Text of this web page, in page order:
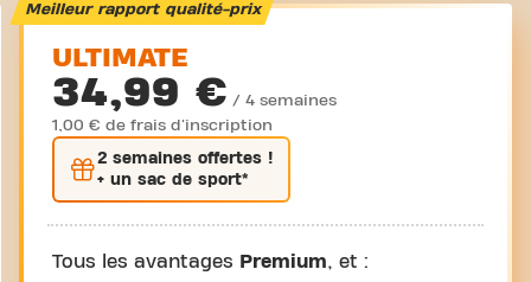
Meilleur rapport qualité-prix
ULTIMATE
34,99 € / 4 semaines
1,00 € de frais d'inscription
2 semaines offertes !
+ un sac de sport*
Tous les avantages Premium, et :